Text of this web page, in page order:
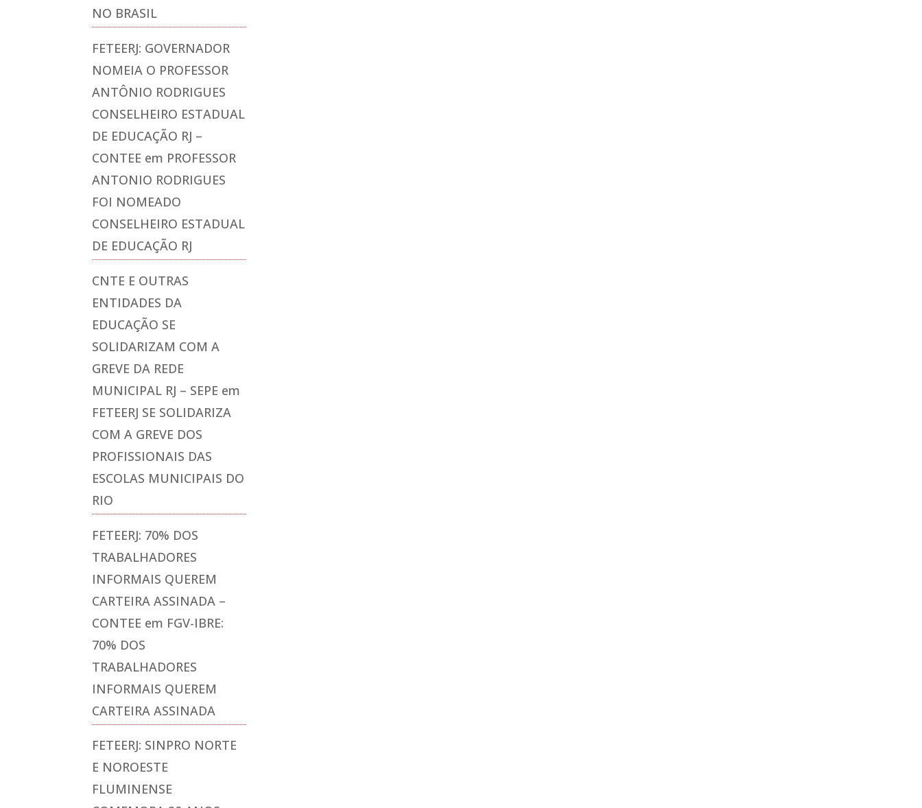
NO BRASIL
FETEERJ: GOVERNADOR
NOMEIA O PROFESSOR
ANTÔNIO RODRIGUES
CONSELHEIRO ESTADUAL
DE EDUCAÇÃO RJ –
CONTEE em PROFESSOR
ANTONIO RODRIGUES
FOI NOMEADO
CONSELHEIRO ESTADUAL
DE EDUCAÇÃO RJ
CNTE E OUTRAS
ENTIDADES DA
EDUCAÇÃO SE
SOLIDARIZAM COM A
GREVE DA REDE
MUNICIPAL RJ – SEPE em
FETEERJ SE SOLIDARIZA
COM A GREVE DOS
PROFISSIONAIS DAS
ESCOLAS MUNICIPAIS DO
RIO
FETEERJ: 70% DOS
TRABALHADORES
INFORMAIS QUEREM
CARTEIRA ASSINADA –
CONTEE em FGV-IBRE:
70% DOS
TRABALHADORES
INFORMAIS QUEREM
CARTEIRA ASSINADA
FETEERJ: SINPRO NORTE
E NOROESTE
FLUMINENSE